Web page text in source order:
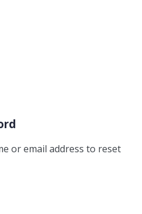
or email address to reset